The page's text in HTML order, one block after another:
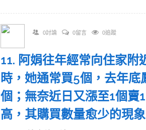
0討論 0留言 0追蹤
11. 阿娟往年經常向住家
時，她通常買5個，去年
個；無奈近日又漲至1個賣
高，其購買數量愈少的現